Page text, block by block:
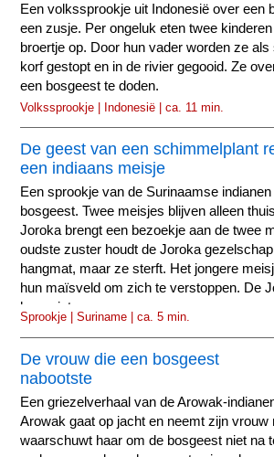
Een volkssprookje uit Indonesië over een
een zusje. Per ongeluk eten twee
broertje op. Door hun vader worden ze als
korf gestopt en in de rivier gegooid. Ze
een bosgeest te doden.
Volkssprookje | Indonesië | ca. 11 min.
De geest van een schimmelplant
een indiaans meisje
Een sprookje van de Surinaamse
bosgeest. Twee meisjes blijven alleen
Joroka brengt een bezoekje aan de twee
oudste zuster houdt de Joroka
hangmat, maar ze sterft. Het jongere
hun maïsveld om zich te verstoppen. De
haar niet...
Sprookje | Suriname | ca. 5 min.
De vrouw die een bosgeest
nabootste
Een griezelverhaal van de Arowak-
Arowak gaat op jacht en neemt zijn vrouw
waarschuwt haar om de bosgeest niet na